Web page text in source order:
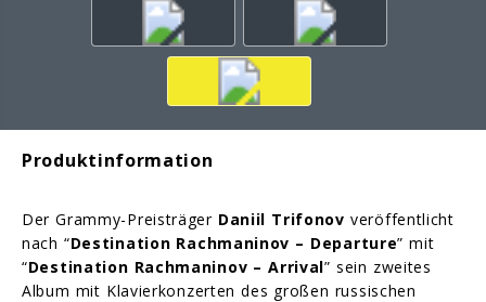
Produktinformation
Der Grammy-PreisträgerDaniil Trifonov veröffentlicht
nach “Destination Rachmaninov – Departure” mit
“Destination Rachmaninov – Arrival” sein zweites
Album mit Klavierkonzerten des großen russischen